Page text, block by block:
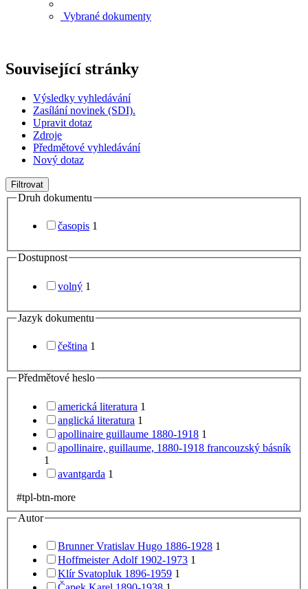
Vybrané dokumenty
Související stránky
Výsledky vyhledávání
Zasílání novinek (SDI).
Upravit dotaz
Zdroje
Předmětové vyhledávání
Nový dotaz
Filtrovat
Druh dokumentu
časopis 1
Dostupnost
volný 1
Jazyk dokumentu
čeština 1
Předmětové heslo
americká literatura 1
anglická literatura 1
apollinaire guillaume 1880-1918 1
apollinaire, guillaume, 1880-1918 francouzský básník
1
avantgarda 1
#tpl-btn-more
Autor
Brunner Vratislav Hugo 1886-1928 1
Hoffmeister Adolf 1902-1973 1
Klír Svatopluk 1896-1959 1